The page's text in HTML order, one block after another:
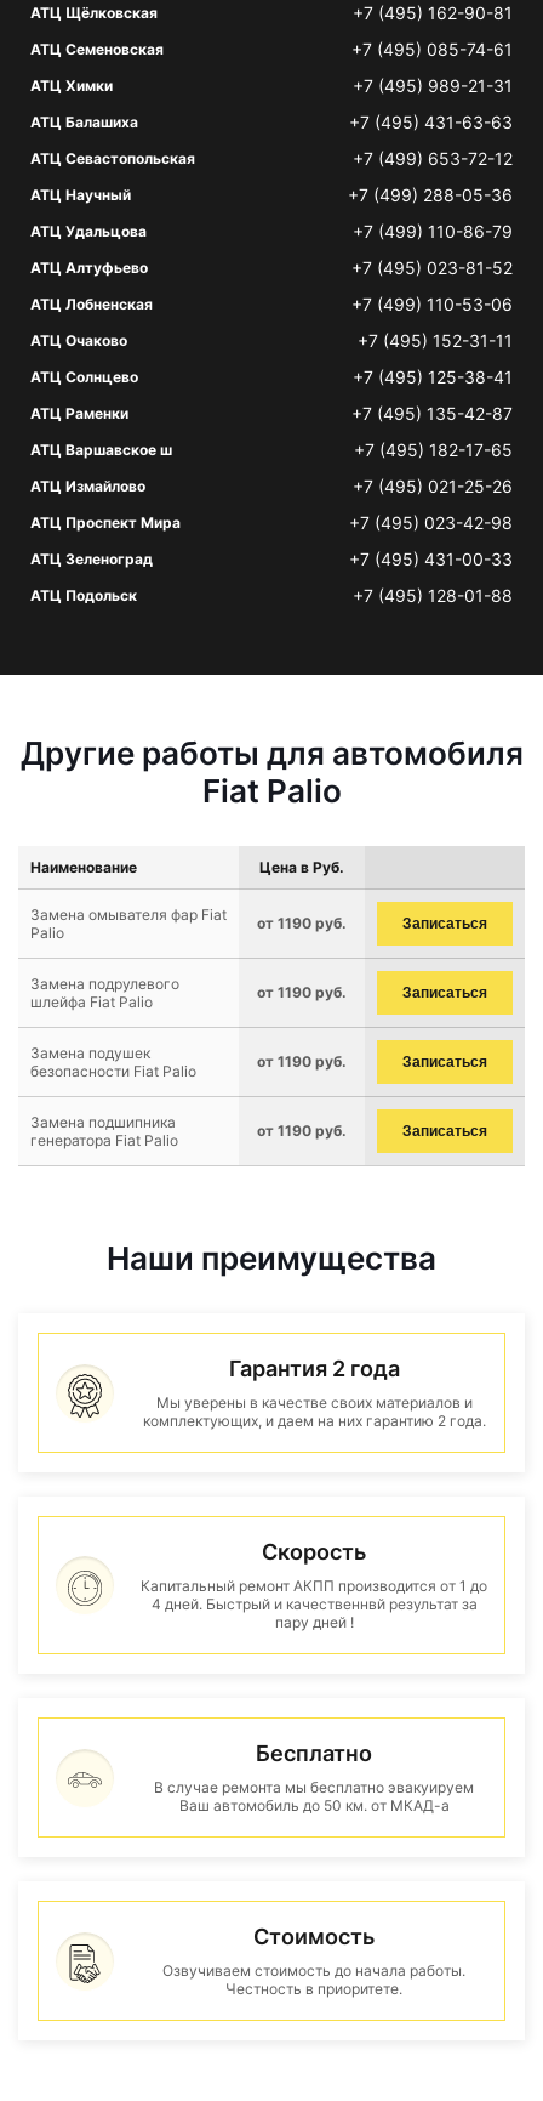
АТЦ Щёлковская +7 (495) 162-90-81
АТЦ Семеновская +7 (495) 085-74-61
АТЦ Химки +7 (495) 989-21-31
АТЦ Балашиха +7 (495) 431-63-63
АТЦ Севастопольская +7 (499) 653-72-12
АТЦ Научный +7 (499) 288-05-36
АТЦ Удальцова +7 (499) 110-86-79
АТЦ Алтуфьево +7 (495) 023-81-52
АТЦ Лобненская +7 (499) 110-53-06
АТЦ Очаково +7 (495) 152-31-11
АТЦ Солнцево +7 (495) 125-38-41
АТЦ Раменки +7 (495) 135-42-87
АТЦ Варшавское ш +7 (495) 182-17-65
АТЦ Измайлово +7 (495) 021-25-26
АТЦ Проспект Мира +7 (495) 023-42-98
АТЦ Зеленоград +7 (495) 431-00-33
АТЦ Подольск +7 (495) 128-01-88
Другие работы для автомобиля
Fiat Palio
Наименование Цена в Руб.
Замена омывателя фар Fiat
Palio
от 1190 руб. Записаться
Замена подрулевого
шлейфа Fiat Palio
от 1190 руб. Записаться
Замена подушек
безопасности Fiat Palio
от 1190 руб. Записаться
Замена подшипника
генератора Fiat Palio
от 1190 руб. Записаться
Наши преимущества
Гарантия 2 года
Мы уверены в качестве своих материалов и
комплектующих, и даем на них гарантию 2 года.
Скорость
Капитальный ремонт АКПП производится от 1 до
4 дней. Быстрый и качественнвй результат за
пару дней !
Бесплатно
В случае ремонта мы бесплатно эвакуируем
Ваш автомобиль до 50 км. от МКАД-а
Стоимость
Озвучиваем стоимость до начала работы.
Честность в приоритете.